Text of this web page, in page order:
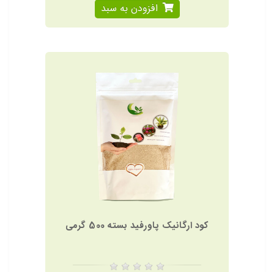
افزودن به سبد
کود ارگانیک پاورفید بسته 500 گرمی